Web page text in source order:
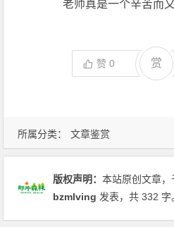
所属分类： 文章鉴赏
老师真是一个辛苦而又
赞0 赏
版权声明：本站原创文章
bzmlving 发表，共 332 字